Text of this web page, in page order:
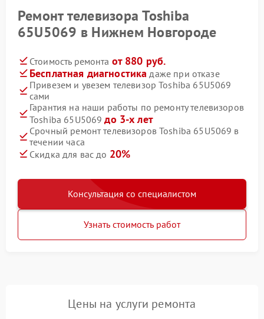
Ремонт телевизора Toshiba
65U5069 в Нижнем Новгороде
Стоимость ремонта от 880 руб.
Бесплатная диагностика даже при отказе
Привезем и увезем телевизор Toshiba 65U5069
сами
Гарантия на наши работы по ремонту телевизоров
Toshiba 65U5069до 3-х лет
Срочный ремонт телевизоров Toshiba 65U5069 в
течении часа
Скидка для вас до 20%
Консультация со специалистом
Узнать стоимость работ
Цены на услуги ремонта